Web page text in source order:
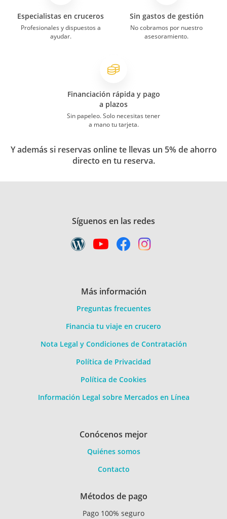
Especialistas en cruceros
Profesionales y dispuestos a
ayudar.
Sin gastos de gestión
No cobramos por nuestro
asesoramiento.
Financiación rápida y pago
a plazos
Sin papeleo. Solo necesitas tener
a mano tu tarjeta.
Y además si reservas online te llevas un 5% de ahorro
directo en tu reserva.
Síguenos en las redes
Más información
Preguntas frecuentes
Financia tu viaje en crucero
Nota Legal y Condiciones de Contratación
Política de Privacidad
Política de Cookies
Información Legal sobre Mercados en Línea
Conócenos mejor
Quiénes somos
Contacto
Métodos de pago
Pago 100% seguro